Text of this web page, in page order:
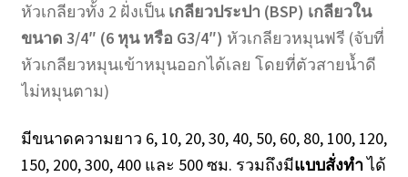
หัวเกลียวทั้ง 2 ฝั่งเป็น เกลียวประปา (BSP) เกลียวใน
ขนาด 3/4″ (6 หุน หรือ G3/4″) หัวเกลียวหมุนฟรี (จับที่
หัวเกลียวหมุนเข้าหมุนออกได้เลย โดยที่ตัวสายน้ำดี
ไม่หมุนตาม)
มีขนาดความยาว 6, 10, 20, 30, 40, 50, 60, 80, 100, 120,
150, 200, 300, 400 และ 500 ซม. รวมถึงมีแบบสั่งทำได้